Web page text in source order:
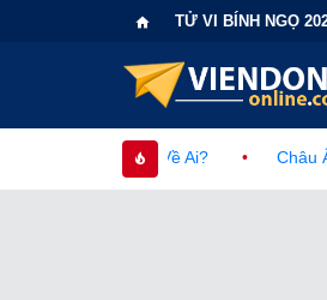
TỬ VI BÍNH NGỌ
Châu Âu trước làn sóng